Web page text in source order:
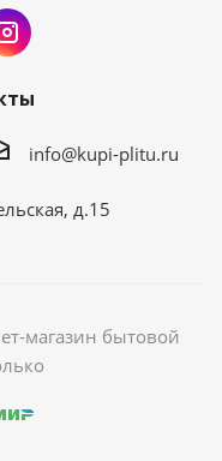
info@kupi-plitu.ru
д.15
магазин бытовой